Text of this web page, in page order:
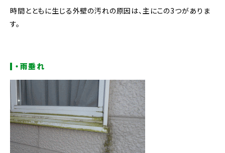
時間とともに生じる外壁の汚れの原因は、主にこの3つがありま
す。
・雨垂れ